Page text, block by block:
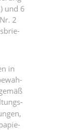
und 6
2
in